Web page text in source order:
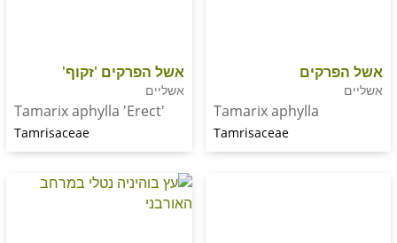
Tamarix aphylla
Tamrisaceae
אשל הפרקים 'זקוף'
Tamarix aphylla 'Erect'
Tamrisaceae